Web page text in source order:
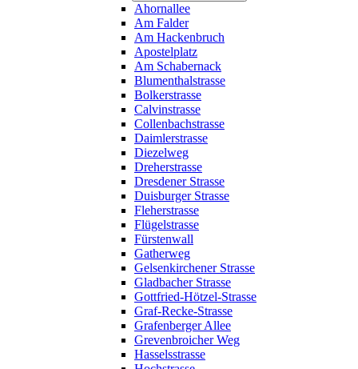
Ahornallee
Am Falder
Am Hackenbruch
Apostelplatz
Am Schabernack
Blumenthalstrasse
Bolkerstrasse
Calvinstrasse
Collenbachstrasse
Daimlerstrasse
Diezelweg
Dreherstrasse
Dresdener Strasse
Duisburger Strasse
Fleherstrasse
Flügelstrasse
Fürstenwall
Gatherweg
Gelsenkirchener Strasse
Gladbacher Strasse
Gottfried-Hötzel-Strasse
Graf-Recke-Strasse
Grafenberger Allee
Grevenbroicher Weg
Hasselsstrasse